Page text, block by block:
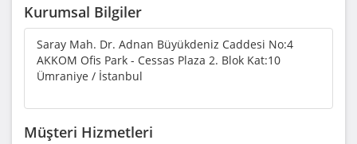
Kurumsal Bilgiler
Saray Mah. Dr. Adnan Büyükdeniz Caddesi No:4
AKKOM Ofis Park - Cessas Plaza 2. Blok Kat:10
Ümraniye / İstanbul
Müşteri Hizmetleri